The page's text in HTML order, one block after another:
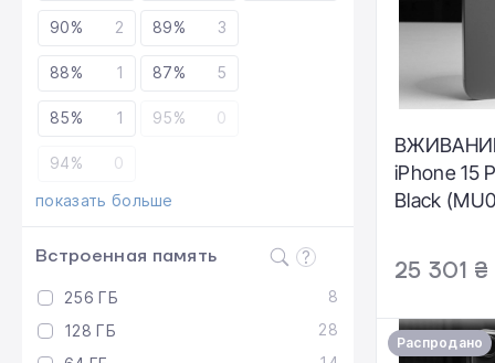
90% 2 89% 3
88% 1 87% 5
85% 1 95% 0
94%
0
показать больше
Встроенная память
256 ГБ
8
128 ГБ
28
iPhone 15
Black
25 301 ₴
Распродано